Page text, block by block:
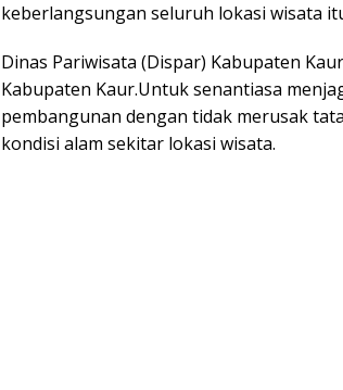
keberlangsungan seluruh lokasi wisata
Dinas Pariwisata (Dispar) Kabupaten
Kabupaten Kaur.Untuk senantiasa
pembangunan dengan tidak merusak
kondisi alam sekitar lokasi wisata.